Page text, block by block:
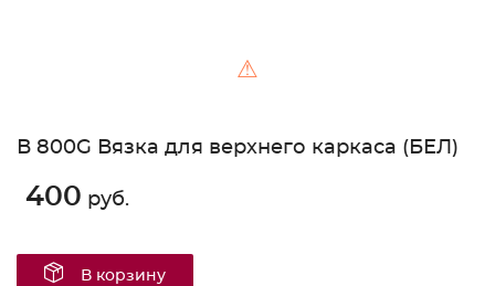
⚠
В 800G Вязка для верхнего каркаса (БЕЛ)
400 руб.
В корзину